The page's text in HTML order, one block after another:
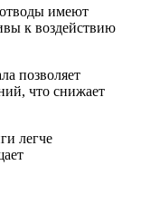
имеют
к воздействию
позволяет
что снижает
легче